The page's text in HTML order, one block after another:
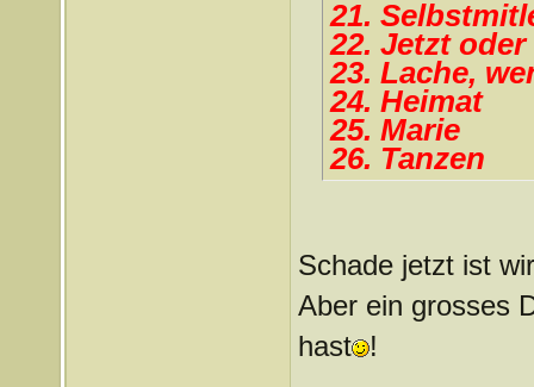
21.
22. Jetzt oder
23. Lache,
24. Heimat
25. Marie
26. Tanzen
Schade jetzt ist
Aber ein grosses
hast !